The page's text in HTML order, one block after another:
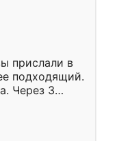
прислали в
подходящий.
Через 3
Остались